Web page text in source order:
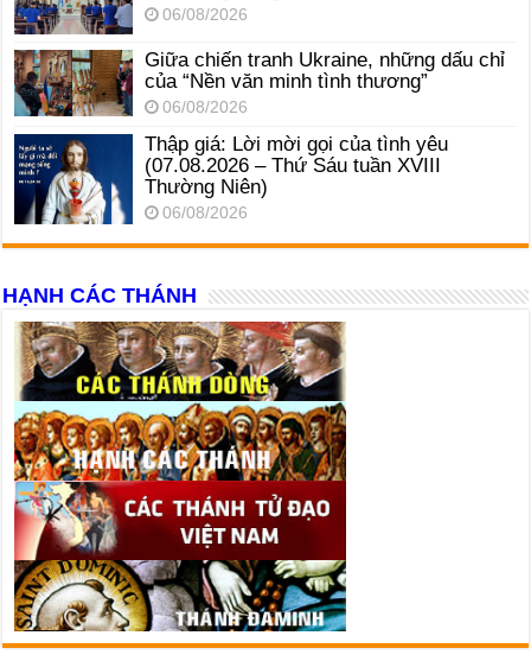
06/08/2026
Giữa chiến tranh Ukraine, những dấu chỉ
của “Nền văn minh tình thương”
06/08/2026
Thập giá: Lời mời gọi của tình yêu
(07.08.2026 – Thứ Sáu tuần XVIII
Thường Niên)
06/08/2026
HẠNH CÁC THÁNH